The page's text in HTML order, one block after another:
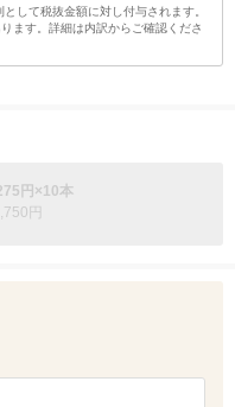
して税抜金額に対し付与されます。
ます。詳細は内訳からご確認くださ
円×10本
円